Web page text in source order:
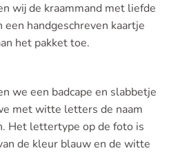
wij de kraammand met liefde
handgeschreven kaartje
het pakket toe.
we een badcape en slabbetje
met witte letters de naam
Het lettertype op de foto is
de kleur blauw en de witte